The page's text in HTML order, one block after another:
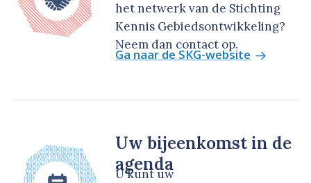
het netwerk van de Stichting
Kennis Gebiedsontwikkeling?
Neem dan contact op.
Ga naar de SKG-website
Uw bijeenkomst in de
agenda
U kunt uw